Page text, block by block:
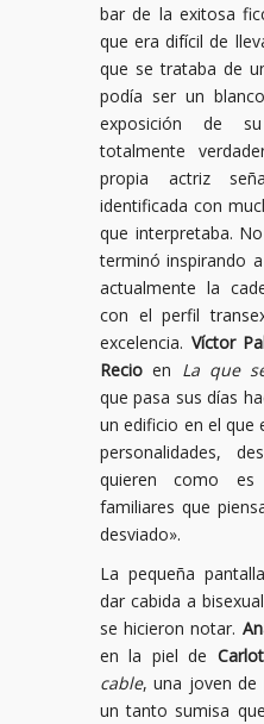
bar de la exitosa
que era difícil de
que se trataba de
podía ser un
exposición de
totalmente
propia actriz
identificada con
que interpretaba.
terminó inspirando
actualmente la
con el perfil
excelencia. Víctor
Recioen La que
que pasa sus días
un edificio en el que
personalidades,
quieren como
familiares que
desviado».
La pequeña
dar cabida a
se hicieron notar.
en la piel de
cable, una joven de
un tanto sumisa